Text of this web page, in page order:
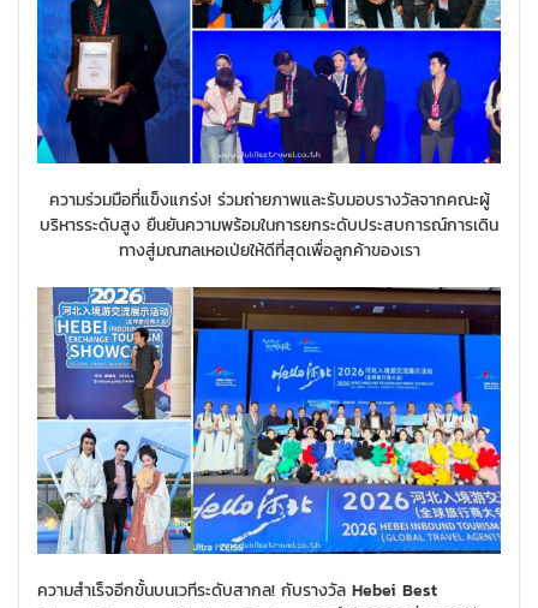
ความร่วมมือที่แข็งแกร่ง! ร่วมถ่ายภาพและรับมอบรางวัลจากคณะผู้
บริหารระดับสูง ยืนยันความพร้อมในการยกระดับประสบการณ์การเดิน
ทางสู่มณฑลเหอเป่ยให้ดีที่สุดเพื่อลูกค้าของเรา
ความสำเร็จอีกขั้นบนเวทีระดับสากล! กับรางวัล Hebei Best